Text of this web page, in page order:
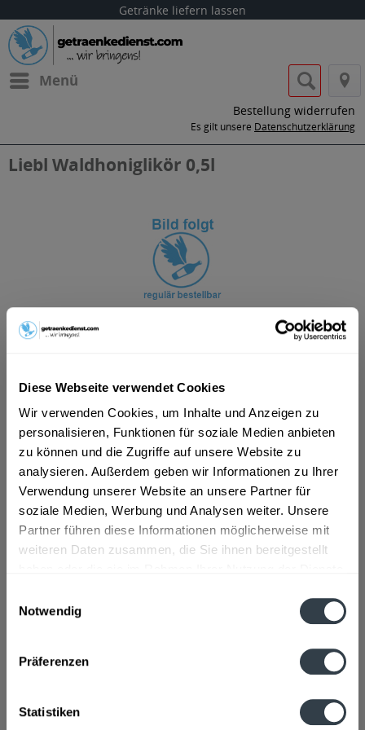
Diese Webseite verwendet Cookies
Wir verwenden Cookies, um Inhalte und Anzeigen zu
personalisieren, Funktionen für soziale Medien anbieten
zu können und die Zugriffe auf unsere Website zu
analysieren. Außerdem geben wir Informationen zu Ihrer
Verwendung unserer Website an unsere Partner für
soziale Medien, Werbung und Analysen weiter. Unsere
Partner führen diese Informationen möglicherweise mit
weiteren Daten zusammen, die Sie ihnen bereitgestellt
Notwendig
Präferenzen
Statistiken
Getränke liefern lassen
Menü
Bestellung widerrufen
Es gilt unsere Datenschutzerklärung
Liebl Waldhoniglikör 0,5l
ab 86,89 € *
Inhalt:0.5 Liter (173,78 € * / 1 Liter)
inkl. MwSt.
Vorrätig
In denWarenkorb
Artikel-Nr.:
29416
Beschreibung
BayerwalBärwurzerei Liebl, Jahnstraße 11-15, Kötzingmehr